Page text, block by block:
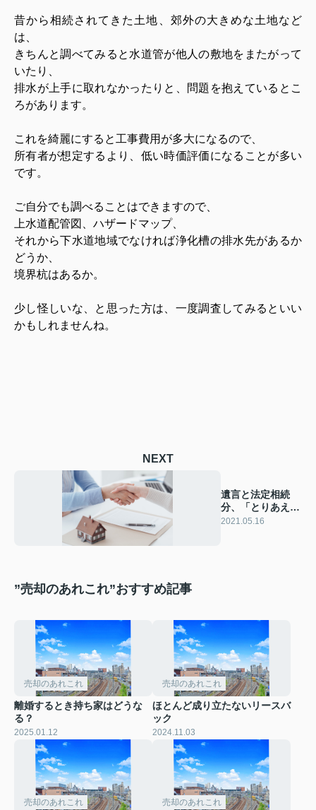
昔から相続されてきた土地、郊外の大きめな土地など
は、
きちんと調べてみると水道管が他人の敷地をまたがって
いたり、
排水が上手に取れなかったりと、問題を抱えているとこ
ろがあります。
これを綺麗にすると工事費用が多大になるので、
所有者が想定するより、低い時価評価になることが多い
です。
ご自分でも調べることはできますので、
上水道配管図、ハザードマップ、
それから下水道地域でなければ浄化槽の排水先があるか
どうか、
境界杭はあるか。
少し怪しいな、と思った方は、一度調査してみるといい
かもしれませんね。
NEXT
遺言と法定相続
分、「とりあえず
共有」のお話
2021.05.16
”売却のあれこれ”おすすめ記事
売却のあれこれ
離婚するとき持ち家はどうな
る？
2025.01.12
売却のあれこれ
ほとんど成り立たないリースバ
ック
2024.11.03
売却のあれこれ 売却のあれこれ